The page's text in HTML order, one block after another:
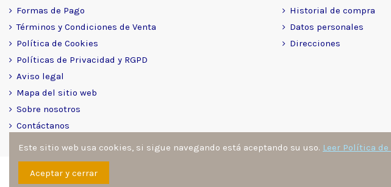
Formas de Pago
Términos y Condiciones de Venta
Política de Cookies
Políticas de Privacidad y RGPD
Aviso legal
Mapa del sitio web
Sobre nosotros
Contáctanos
Historial de compra
Datos personales
Direcciones
Sitio desarrollado y diseñado por
Este sitio web usa cookies, si sigue navegando está aceptando su uso. Leer Política
Aceptar y cerrar